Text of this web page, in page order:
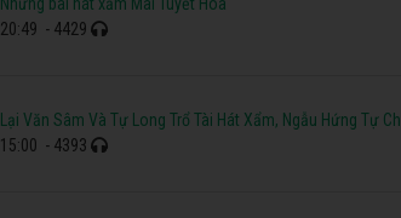
Những bài hát xẩm Mai Tuyết Hoa
20:49 - 4429
Lại Văn Sâm Và Tự Long Trổ Tài Hát Xẩm, Ngẫu Hứng Tự
15:00 - 4393